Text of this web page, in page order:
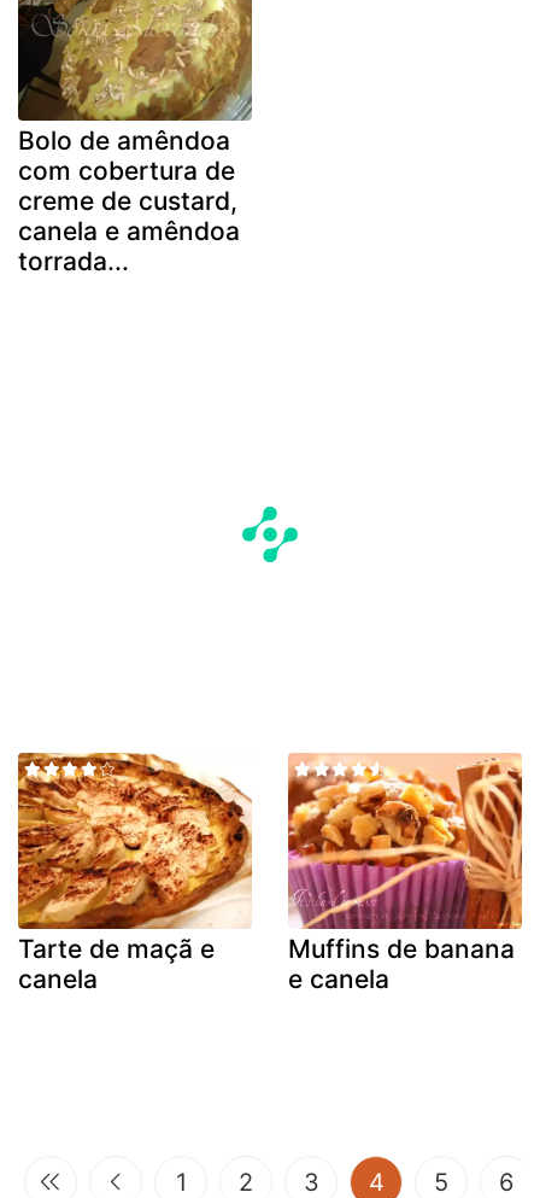
Bolo de amêndoa
com cobertura de
creme de custard,
canela e amêndoa
torrada...
Tarte de maçã e
canela
Muffins de banana
e canela
1 2 3 4(current)
5 6